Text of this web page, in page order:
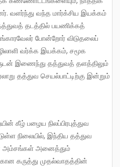
வளர்ந்து வந்த மார்க்சிய இயக்கம்
தடத்தில் பயணிக்கத்
போன்றோர் விடுதலைப்
வர்க்க இயக்கம், சமூக
இணைந்து தத்துவத் தளத்திலும்
தத்துவ செயல்பாட்டிற்கு இன்றும்
நிலையில், இந்திய தத்துவ
அம்சங்கள் அனைத்தும்
கருத்து முதல்வாதத்தின்